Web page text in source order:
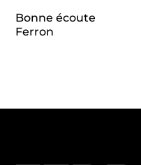
Bonne écoute
Ferron